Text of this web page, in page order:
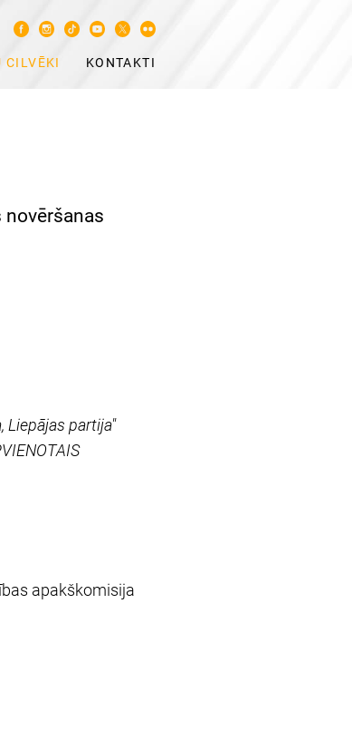
CILVĒKI KONTAKTI
novēršanas
Liepājas partija"
apakškomisija